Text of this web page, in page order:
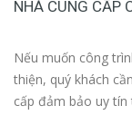
NHÀ CUNG CẤP
Nếu muốn công
thiện, quý khách
cấp đảm bảo uy